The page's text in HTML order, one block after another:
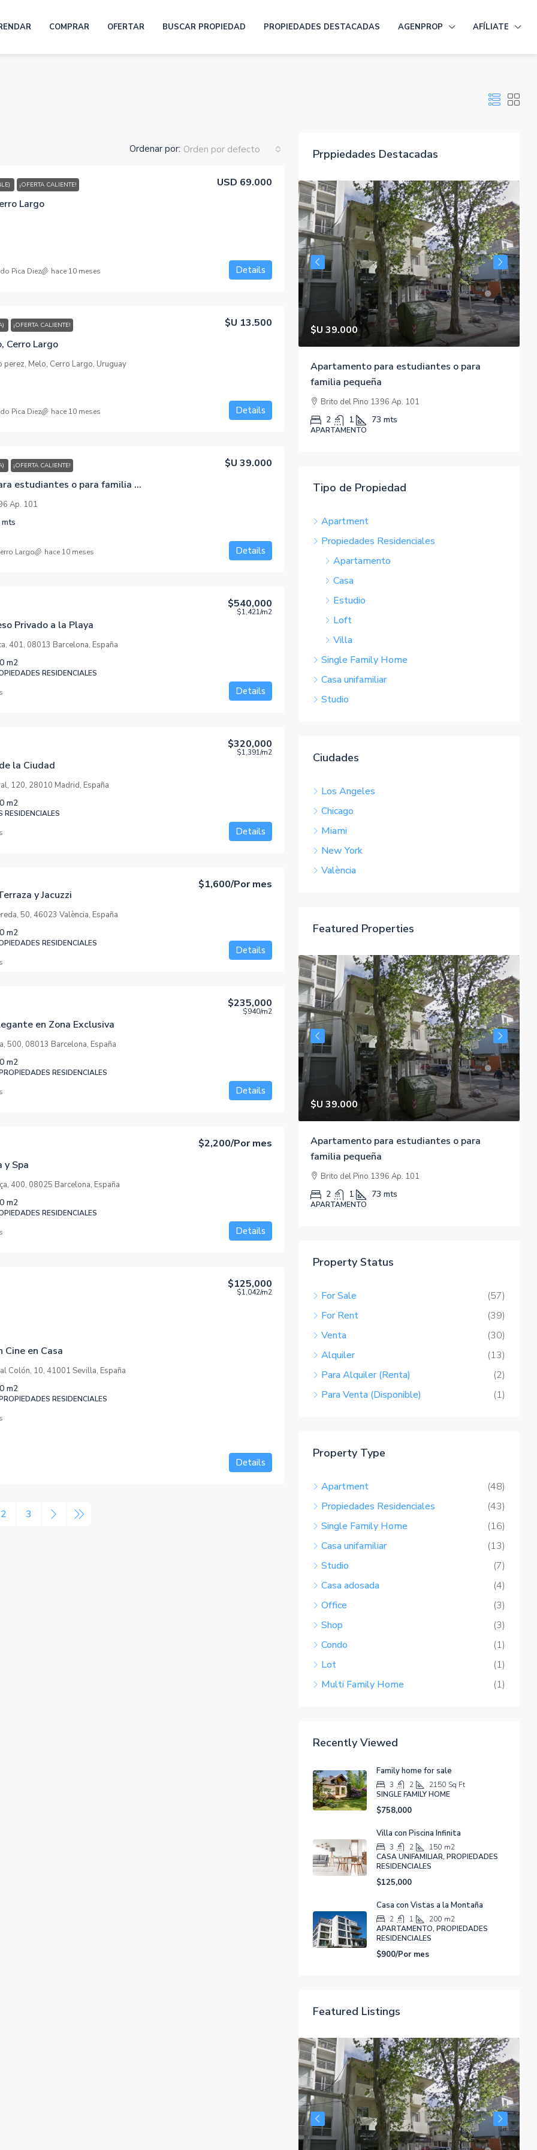
COMPRAR OFERTAR BUSCAR PROPIEDAD PROPIEDADES DESTACADAS AGENPROP AFÍLIATE
Ordenar por: Orden por defecto
¡OFERTA CALIENTE!
Largo
USD 69.000
Details
Pica Diez hace 10 meses
¡OFERTA CALIENTE!
Cerro Largo
$U 13.500
perez, Melo, Cerro Largo, Uruguay
Details
Pica Diez hace 10 meses
¡OFERTA CALIENTE!
Apartamento para estudiantes o para familia pequeña
$U 39.000
Ap. 101
mts
Details
Largo hace 10 meses
Privado a la Playa
$540,000
$1,421/m2
401, 08013 Barcelona, España
m2
RESIDENCIALES
Details
la Ciudad
$320,000
$1,391/m2
120, 28010 Madrid, España
m2
RESIDENCIALES
Details
y Jacuzzi
$1,600/Por mes
50, 46023 València, España
m2
RESIDENCIALES
Details
en Zona Exclusiva
$235,000
$940/m2
500, 08013 Barcelona, España
m2
RESIDENCIALES
Details
y Spa
$2,200/Por mes
400, 08025 Barcelona, España
m2
RESIDENCIALES
Details
Cine en Casa
$125,000
$1,042/m2
Colón, 10, 41001 Sevilla, España
m2
RESIDENCIALES
Details
2 3
Prppiedades Destacadas
España
Alquiler en Melo, Cerro Largo
$U 39.000
Apartamento para estudiantes o para
familia pequeña
Brito del Pino 1396 Ap. 101
2 1 73 mts
APARTAMENTO
Tipo de Propiedad
Apartment
Propiedades Residenciales
Apartamento
Casa
Estudio
Loft
Villa
Single Family Home
Casa unifamiliar
Studio
Ciudades
Los Angeles
Chicago
Miami
New York
València
Featured Properties
Playa
España
Alquiler en Melo, Cerro Largo
$U 39.000
Apartamento para estudiantes o para
familia pequeña
Brito del Pino 1396 Ap. 101
2 1 73 mts
APARTAMENTO
Property Status
For Sale
(57)
For Rent
(39)
Venta
(30)
Alquiler
(13)
Para Alquiler (Renta)
(2)
Para Venta (Disponible)
(1)
Property Type
Apartment
(48)
Propiedades Residenciales
(43)
Single Family Home
(16)
Casa unifamiliar
(13)
Studio
(7)
Casa adosada
(4)
Office
(3)
Shop
(3)
Condo
(1)
Lot
(1)
Multi Family Home
(1)
Recently Viewed
Family home for sale
3 2 2150 Sq Ft
SINGLE FAMILY HOME
$758,000
Villa con Piscina Infinita
3 2 150 m2
CASA UNIFAMILIAR, PROPIEDADES
RESIDENCIALES
$125,000
Casa con Vistas a la Montaña
2 1 200 m2
APARTAMENTO, PROPIEDADES
RESIDENCIALES
$900/Por mes
Featured Listings